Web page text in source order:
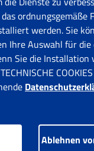
werden. Sie
Ihre Auswahl für
Sie die
Ablehnen